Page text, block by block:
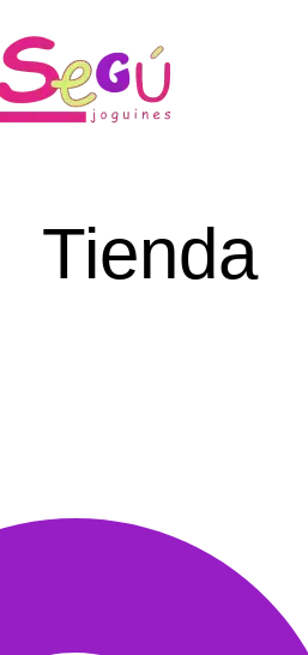
Tienda